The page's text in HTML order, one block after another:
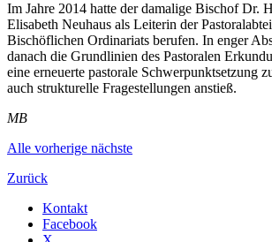
Im Jahre 2014 hatte der damalige Bischof Dr.
Elisabeth Neuhaus als Leiterin der
Bischöflichen Ordinariats berufen. In enger
danach die Grundlinien des Pastoralen
eine erneuerte pastorale Schwerpunktsetzung
auch strukturelle Fragestellungen anstieß.
MB
Alle vorherige nächste
Zurück
Kontakt
Facebook